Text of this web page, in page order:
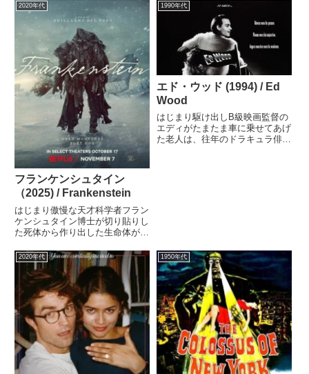
2020年代
フランケンシュタイン
（2025) / Frankenstein
はじまり傲慢な天才科学者フラン
ケンシュタイン博士が切り貼りし
た死体から作り出した生命体が脱
浪するその存在に博士の人生は翻
弄される。ミタメモ円熟したなあ
ギレルモ・デル・トロ監督、とい
うのが感想ですが我ながらなん
と...
1990年代
エド・ウッド (1994) / Ed
Wood
はじまり駆け出しB級映画監督の
エディがたまたま車に乗せてあげ
た老人は、往年のドラキュラ俳優
2020年代 1950年代